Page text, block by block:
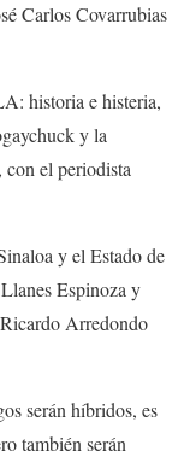
Carlos Covarrubias
historia e histeria,
y la
con el periodista
y el Estado de
LlanesEspinoza y
Arredondo
serán híbridos, es
también serán